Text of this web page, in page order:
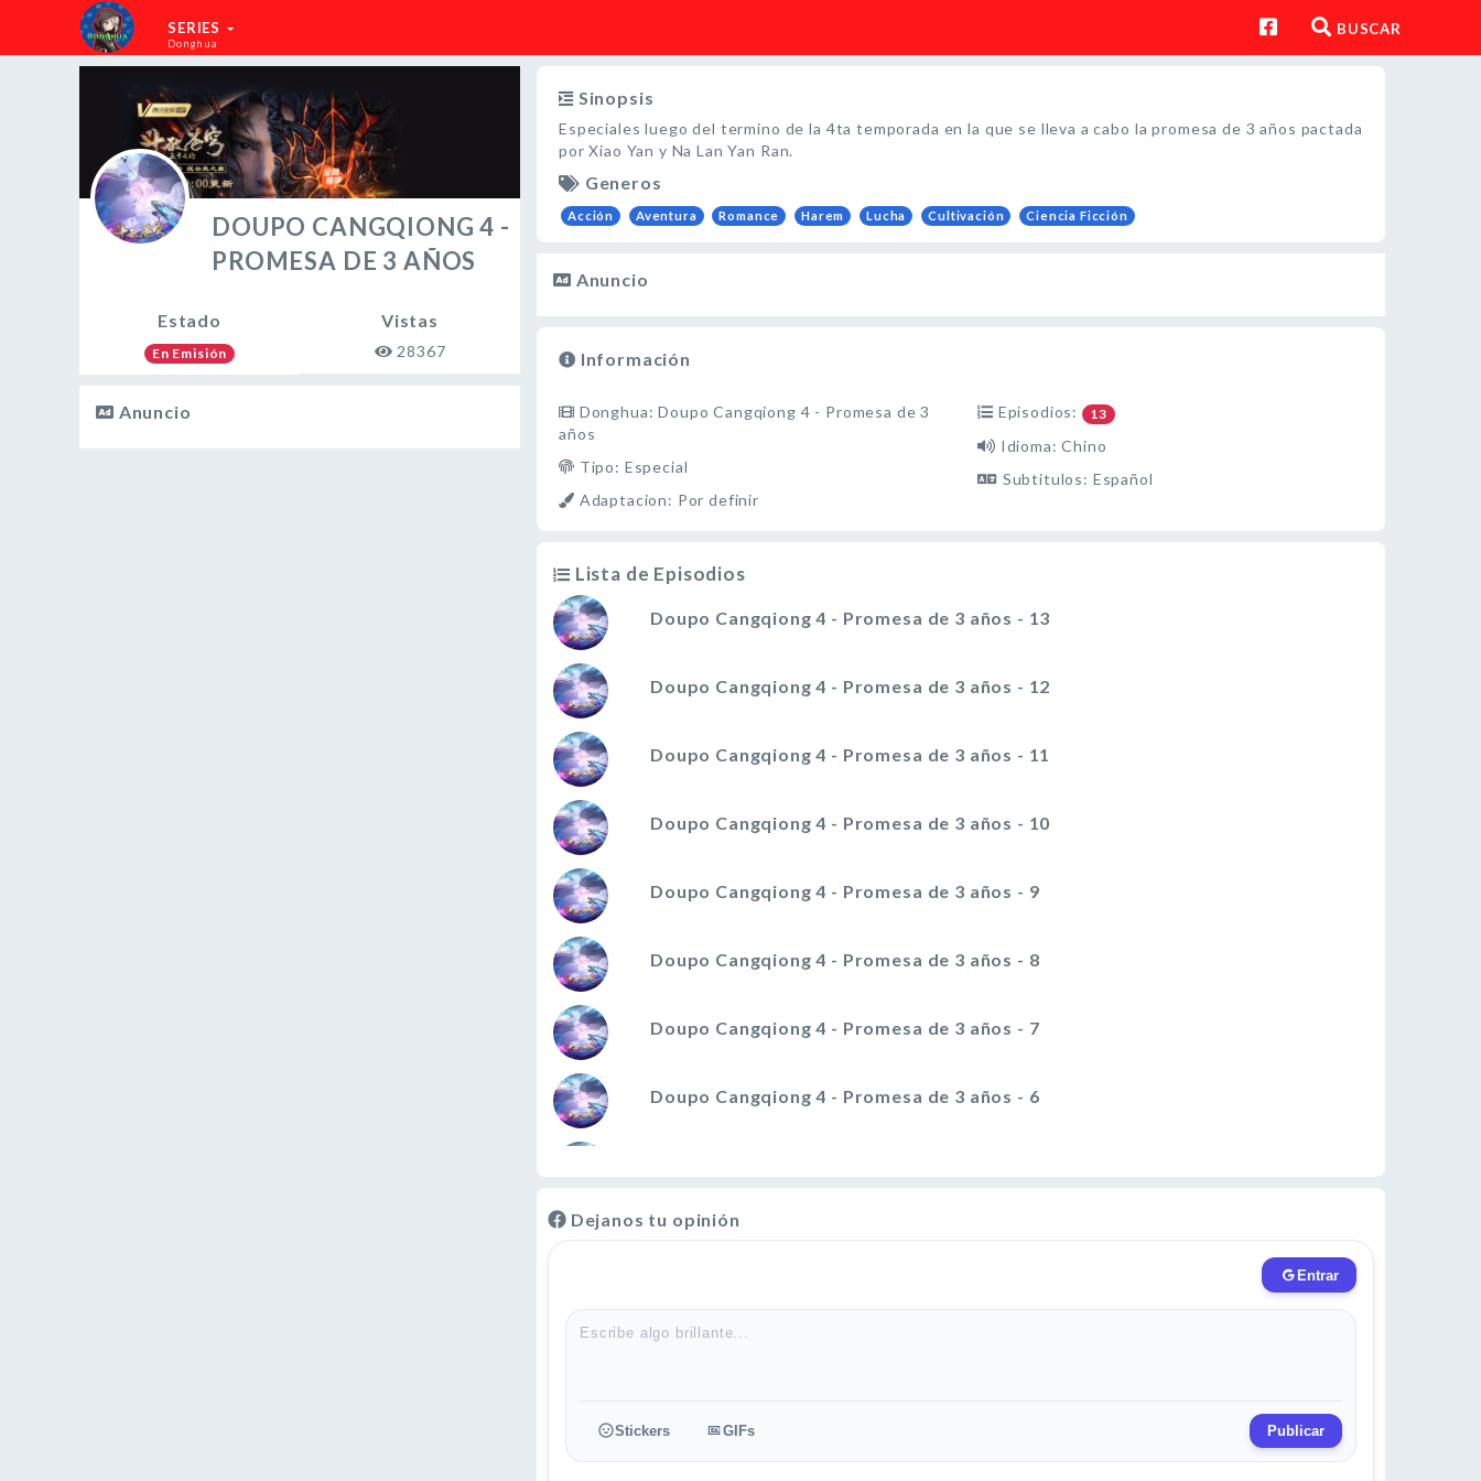
SERIES
Donghua
BUSCAR
DOUPO CANGQIONG 4 -
PROMESA DE 3 AÑOS
Estado
En Emisión
Vistas
28367
Anuncio
Sinopsis
Especiales luego del termino de la 4ta temporada en la que se lleva a cabo la promesa de 3 años pactada
por Xiao Yan y Na Lan Yan Ran.
Generos
Acción Aventura Romance Harem Lucha Cultivación Ciencia Ficción
Anuncio
Información
Donghua: Doupo Cangqiong 4 - Promesa de 3
años
Tipo: Especial
Adaptacion: Por definir
Episodios: 13
Idioma: Chino
Subtitulos: Español
Lista de Episodios
Doupo Cangqiong 4 - Promesa de 3 años - 13
Doupo Cangqiong 4 - Promesa de 3 años - 12
Doupo Cangqiong 4 - Promesa de 3 años - 11
Doupo Cangqiong 4 - Promesa de 3 años - 10
Doupo Cangqiong 4 - Promesa de 3 años - 9
Doupo Cangqiong 4 - Promesa de 3 años - 8
Doupo Cangqiong 4 - Promesa de 3 años - 7
Doupo Cangqiong 4 - Promesa de 3 años - 6
Doupo Cangqiong 4 - Promesa de 3 años - 4
Doupo Cangqiong 4 - Promesa de 3 años - 1
Dejanos tu opinión